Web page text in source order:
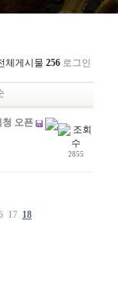
체게시물 256 로그인
청 오픈
2855
17 18